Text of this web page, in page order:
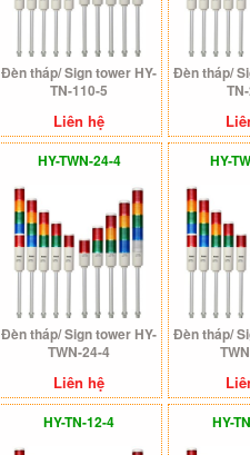
Đèn tháp/ Sign tower HY-
TN-110-5
Liên hệ
Đèn tháp/
HY-TWN-24-4
Đèn tháp/ Sign tower HY-
TWN-24-4
Liên hệ
HY-
Đèn tháp/
HY-TN-12-4 HY-